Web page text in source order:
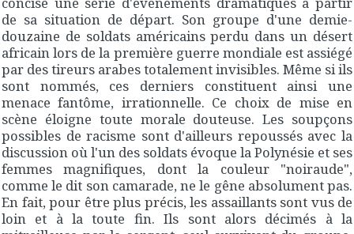
de sa situation de départ. Son groupe d'une demie-
douzaine de soldats américains perdu dans un désert
africain lors de la première guerre mondiale est assiégé
par des tireurs arabes totalement invisibles. Même si ils
sont nommés, ces derniers constituent ainsi une
menace fantôme, irrationnelle. Ce choix de mise en
scène éloigne toute morale douteuse. Les soupçons
possibles de racisme sont d'ailleurs repoussés avec la
discussion où l'un des soldats évoque la Polynésie et ses
femmes magnifiques, dont la couleur "noiraude",
comme le dit son camarade, ne le gêne absolument pas.
En fait, pour être plus précis, les assaillants sont vus de
loin et à la toute fin. Ils sont alors décimés à la